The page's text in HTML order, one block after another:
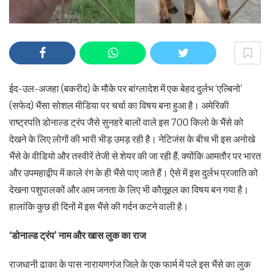
ईद-उल-अजहा (बकरीद) के मौके पर बांग्लादेश में एक बेहद दुर्लभ ‘एल्बिनो’
(सफेद) भैंसा सोशल मीडिया पर चर्चा का विषय बना हुआ है। अमेरिकी
राष्ट्रपति डोनाल्ड ट्रंप जैसे सुनहरे बालों वाले इस 700 किलो के भैंसे को
देखने के लिए लोगों की भारी भीड़ उमड़ रही है। नेटिजंस के बीच भी इस अनोखे
भैंसे के वीडियो और तस्वीरें तेजी से शेयर की जा रही हैं, क्योंकि आमतौर पर भारत
और उपमहाद्वीप में काले रंग के ही भैंसे पाए जाते हैं। ऐसे में इस दुर्लभ प्रजाति को
देखना पशुपालकों और आम जनता के लिए भी कौतूहल का विषय बन गया है।
हालांकि कुछ ही दिनों में इस भैंसे की गर्दन कटने वाली है।
‘डोनाल्ड ट्रंप’ नाम और खास लुक का राज
राजधानी ढाका के पास नारायणगंज जिले के एक फार्म में पले इस भैंसे का लुक